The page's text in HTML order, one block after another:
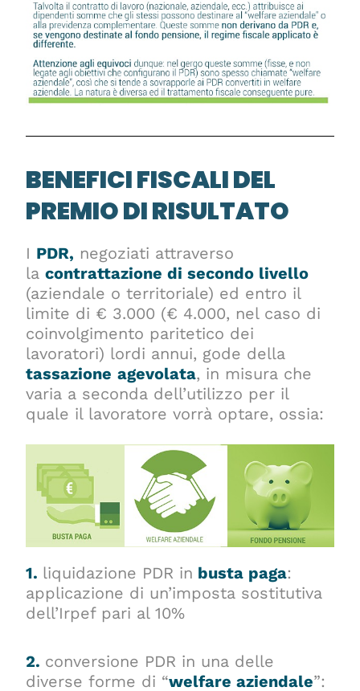
BENEFICI FISCALI DEL
PREMIO DI RISULTATO
I PDR, negoziati attraverso
lacontrattazione di secondo livello
(aziendale o territoriale) ed entro il
limite di € 3.000 (€ 4.000, nel caso di
coinvolgimento paritetico dei
lavoratori) lordi annui, gode della
tassazione agevolata, in misura che
varia a seconda dell’utilizzo per il
quale il lavoratore vorrà optare, ossia:
1. liquidazione PDR in busta paga:
applicazione di un’imposta sostitutiva
dell’Irpef pari al 10%
2. conversione PDR in una delle
diverse forme di “welfare aziendale”: